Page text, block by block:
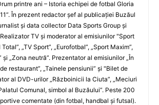
printre ani – Istoria echipei de fotbal Gloria
În prezent redactor şef al publicaţiei Buzăul
şi data collector Data Sports Group şi
TV şi moderator al emisiunilor "Sport
„TV Sport”, „Eurofotbal”, „Sport Maxim”,
şi „Zona neutră”. Prezentator al emisiunilor „În
restaurant”, „Tainele pensiunii” şi "Bilet de
al DVD-urilor „Războinicii la Ciuta”, „Meciuri
Comunal, simbol al Buzăului”. Peste 200
comentate (din fotbal, handbal şi futsal).